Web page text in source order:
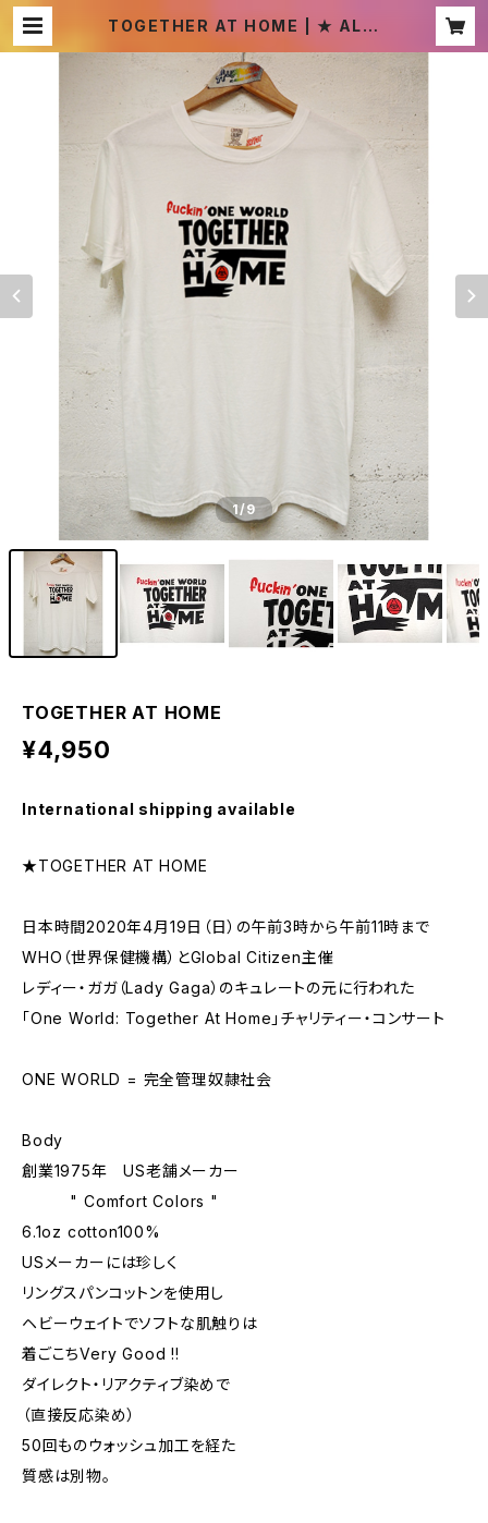
TOGETHER AT HOME | ★ ALIE
1/9
TOGETHER AT HOME
¥4,950
International shipping available
★TOGETHER AT HOME
日本時間2020年4月19日（日）の午前3時から午前11時まで
WHO（世界保健機構）とGlobal Citizen主催
レディー・ガガ（Lady Gaga）のキュレートの元に行われた
「One World: Together At Home」チャリティー・コンサート
ONE WORLD = 完全管理奴隷社会
Body
創業1975年 US老舗メーカー
" Comfort Colors "
6.1oz cotton100%
USメーカーには珍しく
リングスパンコットンを使用し
ヘビーウェイトでソフトな肌触りは
着ごこちVery Good !!
ダイレクト・リアクティブ染めで
（直接反応染め）
50回ものウォッシュ加工を経た
質感は別物。